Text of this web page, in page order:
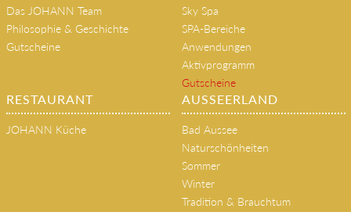
Das JOHANN Team
Philosophie & Geschichte
Gutscheine
Sky Spa
SPA-Bereiche
Anwendungen
Aktivprogramm
Gutscheine
RESTAURANT
JOHANN Küche
AUSSEERLAND
Bad Aussee
Naturschönheiten
Sommer
Winter
Tradition & Brauchtum